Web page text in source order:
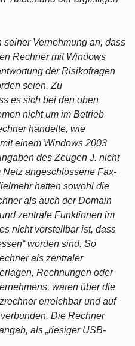
Vernehmung an, dass
Rechner mit Windows
der Risikofragen
seien. Zu
es sich bei den oben
nicht um im Betrieb
handelte, wie
einem Windows 2003
des Zeugen J. nicht
angeschlossene Fax-
hatten sowohl die
als auch der Domain
zentrale Funktionen im
nicht vorstellbar ist, dass
worden sind. So
als zentraler
Rechnungen oder
waren über die
erreichbar und auf
Die Rechner
als „riesiger USB-